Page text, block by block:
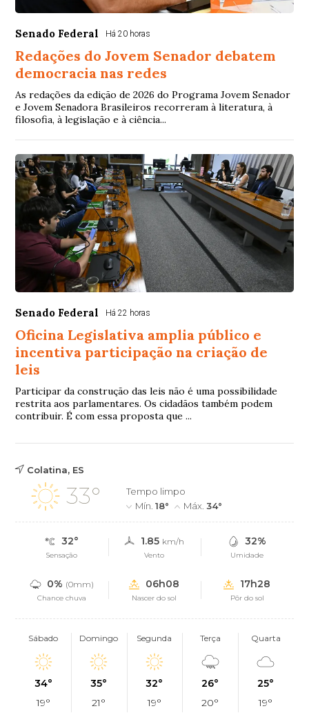
Senado Federal Há 20 horas
Redações do Jovem Senador debatem
democracia nas redes
As redações da edição de 2026 do Programa Jovem Senador
e Jovem Senadora Brasileiros recorreram à literatura, à
filosofia, à legislação e à ciência...
Senado Federal Há 22 horas
Oficina Legislativa amplia público e
incentiva participação na criação de
leis
Participar da construção das leis não é uma possibilidade
restrita aos parlamentares. Os cidadãos também podem
contribuir. É com essa proposta que ...
Colatina, ES
33°
Tempo limpo
Mín.18° Máx.34°
32°
Sensação
1.85 km/h
Vento
32%
Umidade
0% (0mm)
Chance chuva
06h08
Nascer do sol
17h28
Pôr do sol
Sábado
34°
19°
Domingo
35°
21°
Segunda
32°
19°
Terça
26°
20°
Quarta
25°
19°